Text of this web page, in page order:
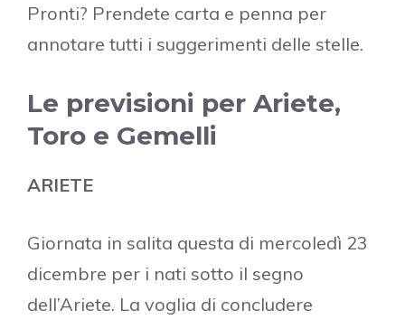
Pronti? Prendete carta e penna per
annotare tutti i suggerimenti delle stelle.
Le previsioni per Ariete,
Toro e Gemelli
ARIETE
Giornata in salita questa di mercoledì 23
dicembre per i nati sotto il segno
dell’Ariete. La voglia di concludere